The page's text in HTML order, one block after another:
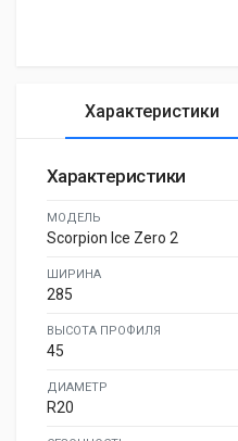
Характеристики
Характеристики
МОДЕЛЬ
Scorpion Ice Zero 2
ШИРИНА
285
ВЫСОТА ПРОФИЛЯ
45
ДИАМЕТР
R20